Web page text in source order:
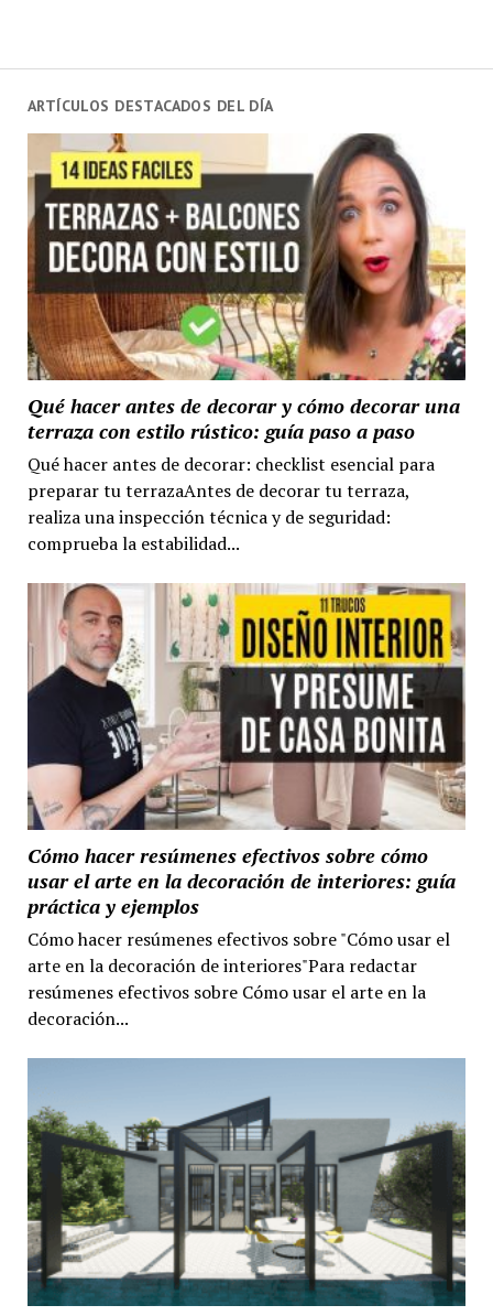
ARTÍCULOS DESTACADOS DEL DÍA
Qué hacer antes de decorar y cómo decorar una
terraza con estilo rústico: guía paso a paso
Qué hacer antes de decorar: checklist esencial para
preparar tu terrazaAntes de decorar tu terraza,
realiza una inspección técnica y de seguridad:
comprueba la estabilidad...
Cómo hacer resúmenes efectivos sobre cómo
usar el arte en la decoración de interiores: guía
práctica y ejemplos
Cómo hacer resúmenes efectivos sobre "Cómo usar el
arte en la decoración de interiores"Para redactar
resúmenes efectivos sobre Cómo usar el arte en la
decoración...